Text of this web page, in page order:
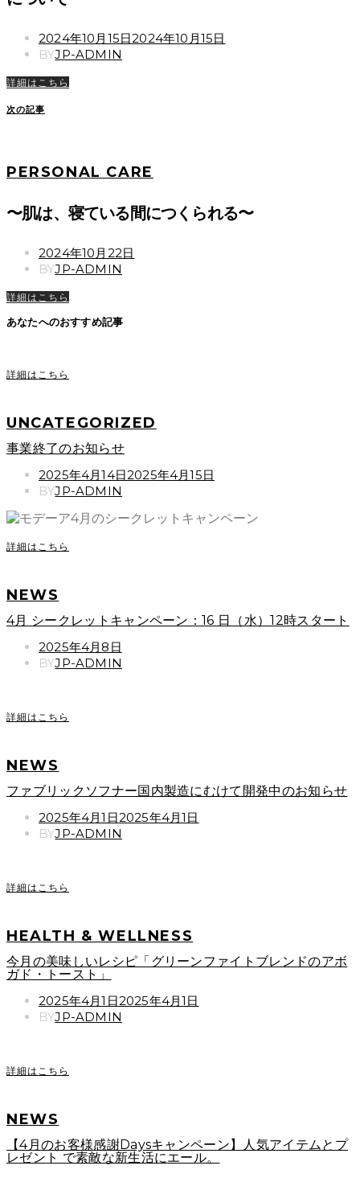
POSTED
ON
2024年10月15日2024年10月15日
BYJP-ADMIN
詳細はこちら
次の記事
PERSONAL CARE
〜肌は、寝ている間につくられる〜
POSTED
ON
2024年10月22日
BYJP-ADMIN
詳細はこちら
あなたへのおすすめ記事
詳細はこちら
UNCATEGORIZED
事業終了のお知らせ
POSTED
ON
2025年4月14日2025年4月15日
BYJP-ADMIN
詳細はこちら
NEWS
4月 シークレットキャンペーン：16 日（水）12時スタート
POSTED
ON
2025年4月8日
BYJP-ADMIN
詳細はこちら
NEWS
ファブリックソフナー国内製造にむけて開発中のお知らせ
POSTED
ON
2025年4月1日2025年4月1日
BYJP-ADMIN
詳細はこちら
HEALTH & WELLNESS
今月の美味しいレシピ「グリーンファイトブレンドのアボ
ガド・トースト」
POSTED
ON
2025年4月1日2025年4月1日
BYJP-ADMIN
詳細はこちら
NEWS
【4月のお客様感謝Daysキャンペーン】人気アイテムとプ
レゼント で素敵な新生活にエール。